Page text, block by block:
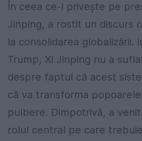
În ceea ce-l privește pe
Jinping, a rostit un discurs
la consolidarea globalizării.
Trump, Xi Jinping nu a
despre faptul că acest
că va transforma
pulbere. Dimpotrivă, a
rolul central pe care